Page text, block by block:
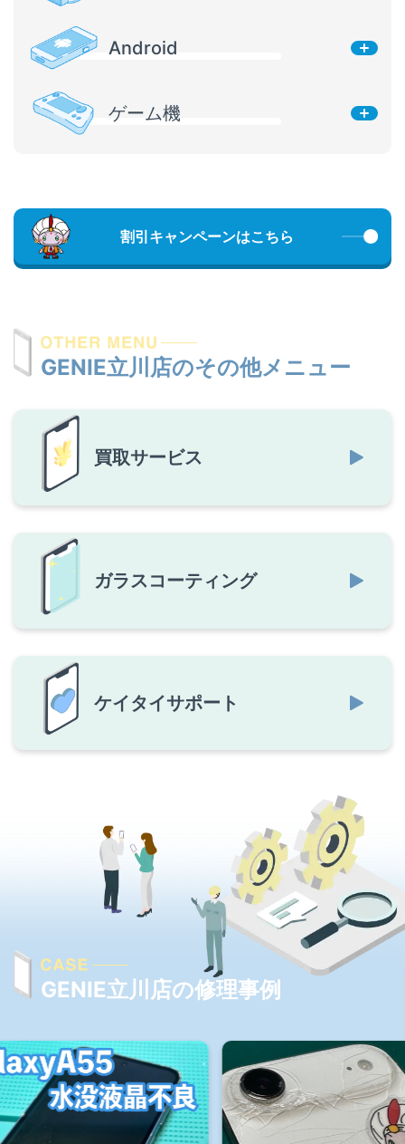
Android
ゲーム機
割引キャンペーンはこちら
GENIE立川店のその他メニュー
買取サービス
ガラスコーティング
ケイタイサポート
GENIE立川店の修理事例